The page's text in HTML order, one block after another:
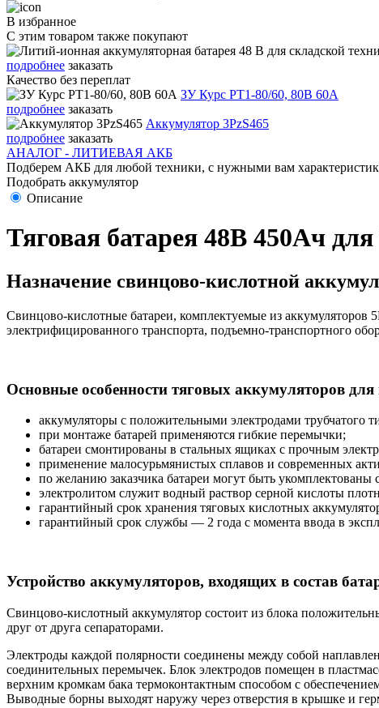
В избранное
С этим товаром также покупают
подробнее заказать
Качество без переплат
ЗУ Курс PT1-80/60, 80В 60А
подробнее заказать
Аккумулятор 3PzS465
подробнее заказать
АНАЛОГ - ЛИТИЕВАЯ АКБ
Подберем АКБ для любой техники, с нужными вам
Подобрать аккумулятор
Описание
Тяговая батарея 48В 450Ач
Назначение свинцово-кислотной
Свинцово-кислотные батареи, комплектуемые из аккумуляторов
электрифицированного транспорта, подъемно-транспортного
Основные особенности тяговых аккумуляторов для
аккумуляторы с положительными электродами трубчатого
при монтаже батарей применяются гибкие перемычки;
батареи смонтированы в стальных ящиках с прочным
применение малосурьмянистых сплавов и современных
по желанию заказчика батареи могут быть
электролитом служит водный раствор серной кислоты
гарантийный срок хранения тяговых кислотных
гарантийный срок службы — 2 года с момента ввода в
Устройство аккумуляторов, входящих в состав
Свинцово-кислотный аккумулятор состоит из блока
друг от друга сепараторами.
Электроды каждой полярности соединены между собой
соединительных перемычек. Блок электродов помещен в
верхним кромкам бака термоконтактным способом с
Выводные борны выходят наружу через отверстия в крышке и